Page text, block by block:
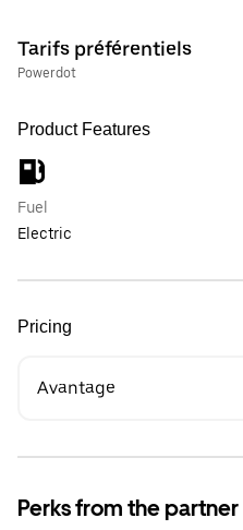
Tarifs préférentiels
Powerdot
Product Features
Fuel
Electric
Pricing
Avantage
Perks from the partner